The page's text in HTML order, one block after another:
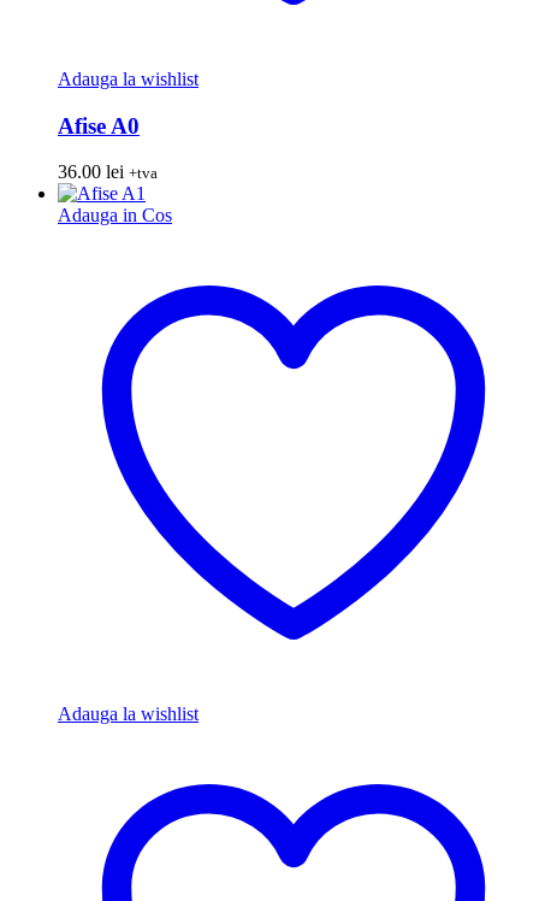
Adauga la wishlist
Afise A0
36.00 lei +tva
Adauga in Cos
Adauga la wishlist